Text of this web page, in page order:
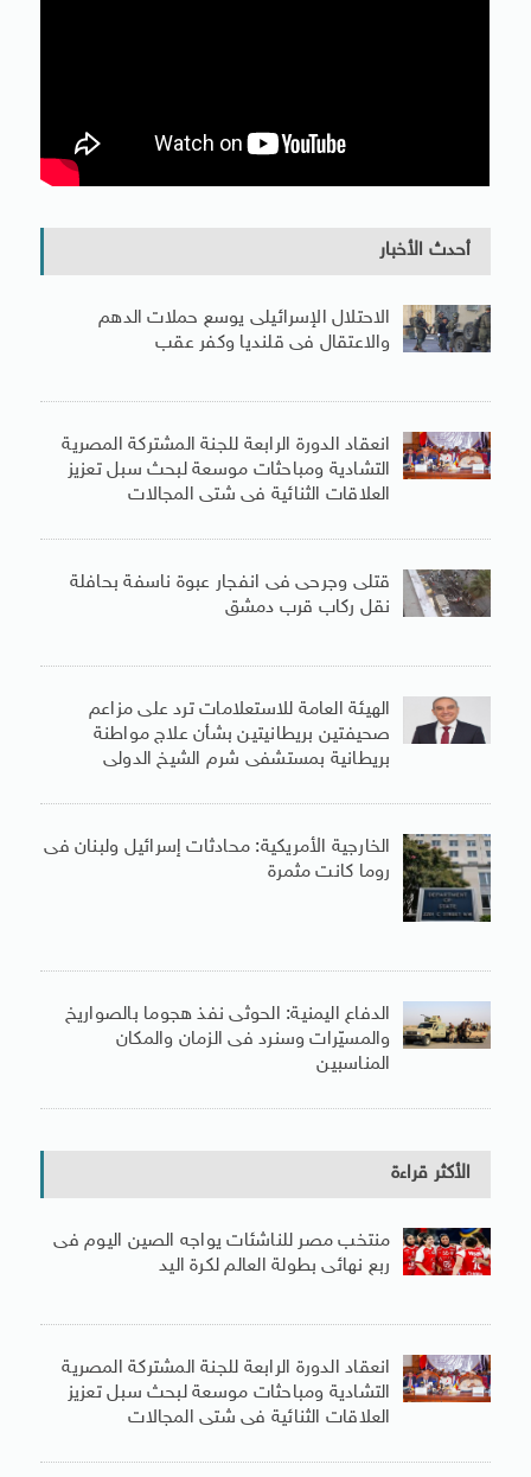
أحدث الأخبار
الاحتلال الإسرائيلى يوسع حملات الدهم
والاعتقال فى قلنديا وكفر عقب
انعقاد الدورة الرابعة للجنة المشتركة المصرية
التشادية ومباحثات موسعة لبحث سبل تعزيز
العلاقات الثنائية فى شتى المجالات
قتلى وجرحى فى انفجار عبوة ناسفة بحافلة
نقل ركاب قرب دمشق
الهيئة العامة للاستعلامات ترد على مزاعم
صحيفتين بريطانيتين بشأن علاج مواطنة
بريطانية بمستشفى شرم الشيخ الدولى
الخارجية الأمريكية: محادثات إسرائيل ولبنان فى
روما كانت مثمرة
الدفاع اليمنية: الحوثى نفذ هجوما بالصواريخ
والمسيّرات وسنرد فى الزمان والمكان
المناسبين
الأكثر قراءة
منتخب مصر للناشئات يواجه الصين اليوم فى
ربع نهائى بطولة العالم لكرة اليد
انعقاد الدورة الرابعة للجنة المشتركة المصرية
التشادية ومباحثات موسعة لبحث سبل تعزيز
العلاقات الثنائية فى شتى المجالات